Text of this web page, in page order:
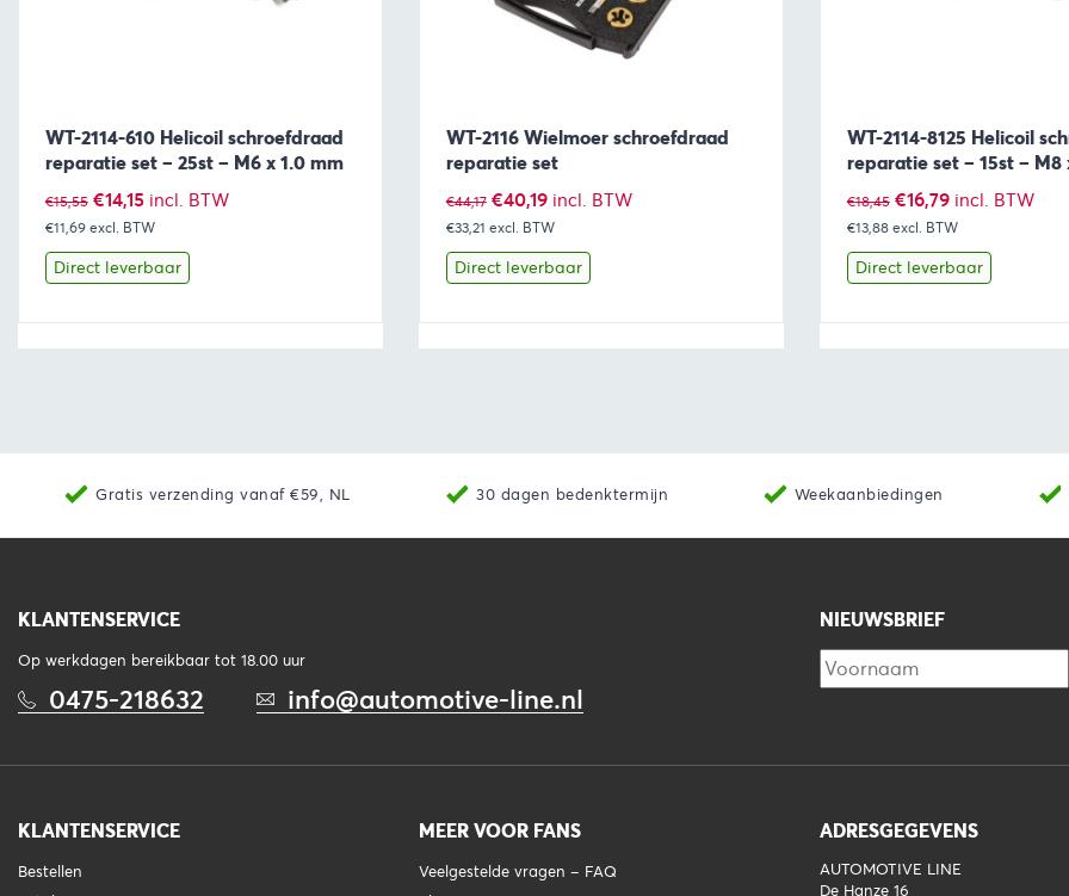
WT-2114-610 Helicoil schroefdraad
reparatie set – 25st – M6 x 1.0 mm
€15,55 Oorspronkelijke
prijs
was:
€14,15Huidige
prijs
is:
incl. BTW
€11,69 excl. BTW
Direct leverbaar
WT-2116 Wielmoer schroefdraad
reparatie set
€44,17 Oorspronkelijke
prijs
was:
€40,19Huidige
prijs
is:
incl. BTW
€33,21 excl. BTW
Direct leverbaar
WT-2114-8125 Helicoil
reparatie set – 15st – M8
€18,45 Oorspronkelijke
prijs
was:
€16,79Huidige
prijs
is:
incl. BTW
€13,88 excl. BTW
Direct leverbaar
Gratis verzending vanaf €59, NL 30 dagen bedenktermijn Weekaanbiedingen
KLANTENSERVICE
Op werkdagen bereikbaar tot 18.00 uur
0475-218632 info@automotive-line.nl
NIEUWSBRIEF
KLANTENSERVICE
Bestellen
MEER VOOR FANS
Veelgestelde vragen – FAQ
ADRESGEGEVENS
AUTOMOTIVE LINE
De Hanze 16